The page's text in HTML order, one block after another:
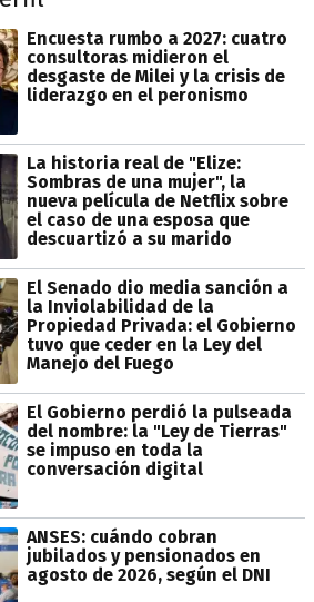
Encuesta rumbo a 2027: cuatro
consultoras midieron el
desgaste de Milei y la crisis de
liderazgo en el peronismo
La historia real de "Elize:
Sombras de una mujer", la
nueva película de Netflix sobre
el caso de una esposa que
descuartizó a su marido
El Senado dio media sanción a
la Inviolabilidad de la
Propiedad Privada: el Gobierno
tuvo que ceder en la Ley del
Manejo del Fuego
El Gobierno perdió la pulseada
del nombre: la "Ley de Tierras"
se impuso en toda la
conversación digital
ANSES: cuándo cobran
jubilados y pensionados en
agosto de 2026, según el DNI